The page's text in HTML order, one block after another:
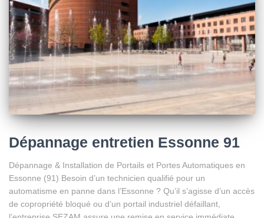
Dépannage entretien Essonne 91
Dépannage & Installation de Portails et Portes Automatiques en
Essonne (91) Besoin d’un technicien qualifié pour un
automatisme en panne dans l’Essonne ? Qu’il s’agisse d’un accès
de copropriété bloqué ou d’un portail industriel défaillant,